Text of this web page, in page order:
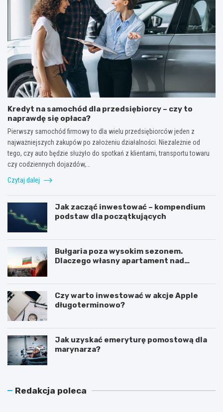
Kredyt na samochód dla przedsiębiorcy – czy to
naprawdę się opłaca?
Pierwszy samochód firmowy to dla wielu przedsiębiorców jeden z
najważniejszych zakupów po założeniu działalności. Niezależnie od
tego, czy auto będzie służyło do spotkań z klientami, transportu towaru
czy codziennych dojazdów,…
Czytaj dalej
Jak zacząć inwestować – kompendium
podstaw dla początkujących
Bułgaria poza wysokim sezonem.
Dlaczego własny apartament nad
Czy warto inwestować w akcje Apple
długoterminowo?
Jak uzyskać emeryturę pomostową dla
marynarza?
Redakcja poleca